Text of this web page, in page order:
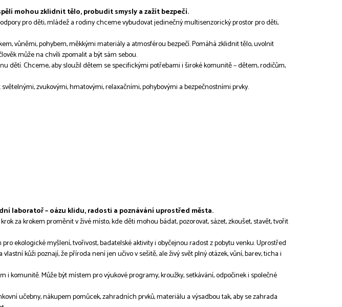
mohou zklidnit tělo, probudit smysly a zažít bezpečí.
pro děti, mládež a rodiny chceme vybudovat jedinečný multisenzorický prostor pro děti,
vůněmi, pohybem, měkkými materiály a atmosférou bezpečí. Pomáhá zklidnit tělo, uvolnit
může na chvíli zpomalit a být sám sebou.
dětí. Chceme, aby sloužil dětem se specifickými potřebami i široké komunitě – dětem, rodičům,
zvukovými, hmatovými, relaxačními, pohybovými a bezpečnostními prvky.
laboratoř – oázu klidu, radosti a poznávání uprostřed města.
za krokem proměnit v živé místo, kde děti mohou bádat, pozorovat, sázet, zkoušet, stavět, tvořit
ekologické myšlení, tvořivost, badatelské aktivity i obyčejnou radost z pobytu venku. Uprostřed
kůži poznají, že příroda není jen učivo v sešitě, ale živý svět plný otázek, vůní, barev, ticha i
komunitě. Může být místem pro výukové programy, kroužky, setkávání, odpočinek i společné
učebny, nákupem pomůcek, zahradních prvků, materiálu a výsadbou tak, aby se zahrada